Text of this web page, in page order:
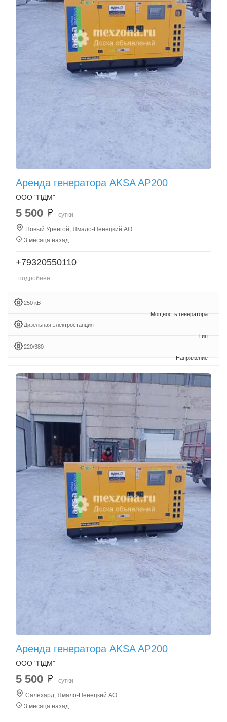
Аренда генератора AKSA AP200
ООО "ПДМ"
5 500
сутки
Новый Уренгой, Ямало-Ненецкий АО
3 месяца назад
+79320550110
подробнее
250 кВт
Дизельная электростанция
220/380
Аренда генератора AKSA AP200
ООО "ПДМ"
5 500
сутки
Салехард, Ямало-Ненецкий АО
3 месяца назад